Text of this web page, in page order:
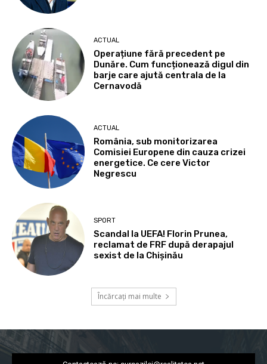
ACTUAL
Operațiune fără precedent pe
Dunăre. Cum funcționează digul din
barje care ajută centrala de la
Cernavodă
ACTUAL
România, sub monitorizarea
Comisiei Europene din cauza crizei
energetice. Ce cere Victor
Negrescu
SPORT
Scandal la UEFA! Florin Prunea,
reclamat de FRF după derapajul
sexist de la Chișinău
Încărcați mai multe